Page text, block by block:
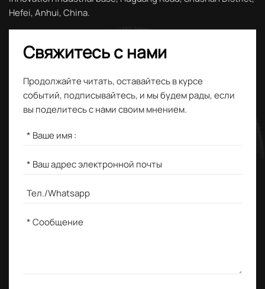
Hefei, Anhui, China.
Свяжитесь с нами
Продолжайте читать, оставайтесь в курсе
событий, подписывайтесь, и мы будем рады, если
вы поделитесь с нами своим мнением.